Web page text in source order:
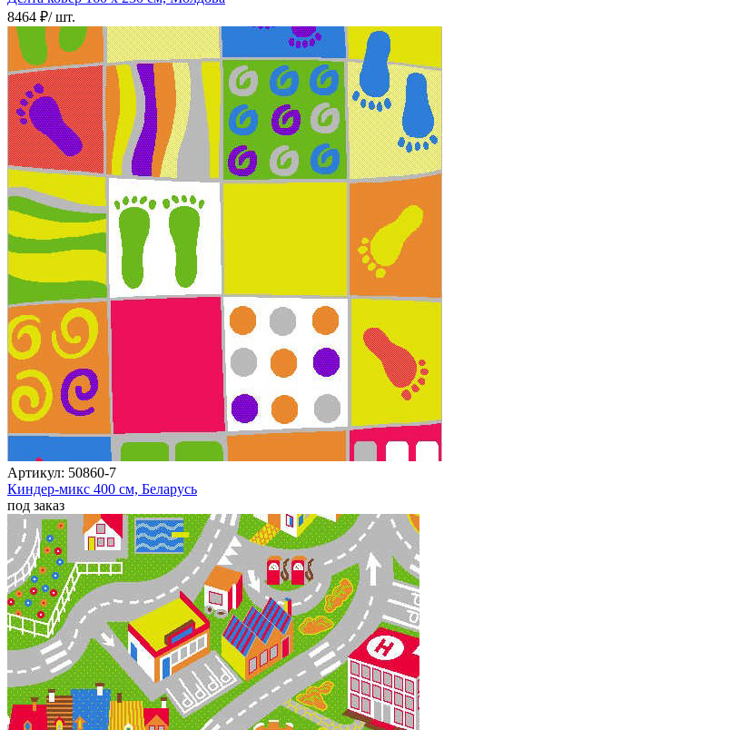
₽
от
45
000
до
200
000
₽
форме
Прямоугольные
ковры
Овальные
ковры
Круглые
ковры
Дорожки
Синтетические
ковровые
дорожки
Дорожки
на
резиновой
основе
Ковровые
шерстяные
дорожки
Паласные
дорожки
Кремлевские
дорожки
Ковролин
Ковролин
в
наличии
Паласы
Как
8464 ₽/ шт.
Артикул: 50860-7
Киндер-микс 400 см, Беларусь
под заказ